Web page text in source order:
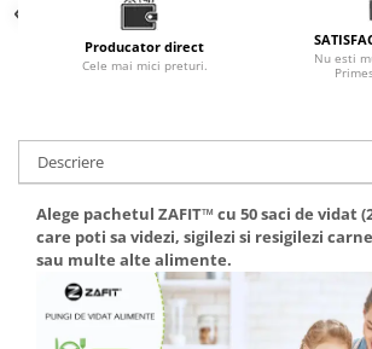
Producator direct
Cele mai mici preturi.
Nu esti
Descriere
Alege pachetul ZAFIT™ cu 50 saci de vidat
care poti sa videzi, sigilezi si resigilezi
sau multe alte alimente.